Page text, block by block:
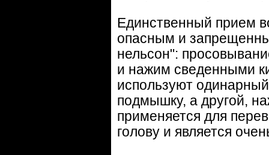
Единственный прием
опасным и
нельсон":
и нажим сведенными
используют
подмышку, а другой,
применяется для
голову и является